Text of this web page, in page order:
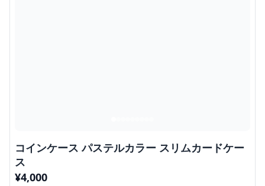
コインケース パステルカラー スリムカードケー
ス
¥4,000